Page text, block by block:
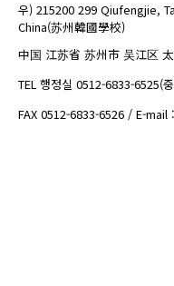
우) 215200 299 Qiufengjie,
China(苏州韓國學校)
中国 江苏省 苏州市 吴江区
TEL 행정실 0512-6833-6525(
FAX 0512-6833-6526 / E-